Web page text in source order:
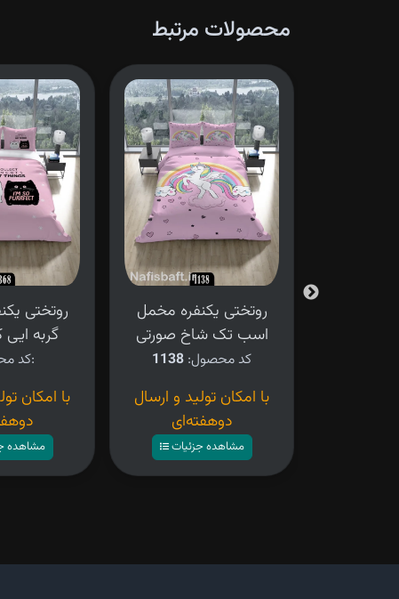
محصولات مرتبط
روتختی
گربه ایی کد
کد محصول:
با امکان
مشاهده
روتختی یکنفره مخمل
اسب تک شاخ صورتی
کد محصول: 1138
با امکان تولید و ارسال
دوهفته‌ای
مشاهده جزئیات